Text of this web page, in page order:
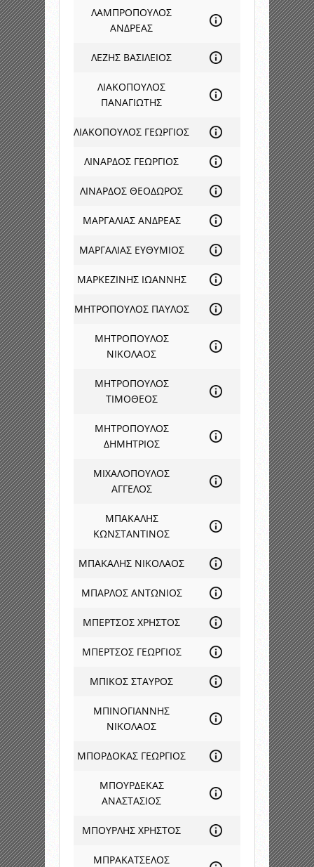
ΛΑΜΠΡΟΠΟΥΛΟΣ
ΑΝΔΡΕΑΣ
ΛΕΖΗΣ ΒΑΣΙΛΕΙΟΣ
ΛΙΑΚΟΠΟΥΛΟΣ
ΠΑΝΑΓΙΩΤΗΣ
ΛΙΑΚΟΠΟΥΛΟΣ ΓΕΩΡΓΙΟΣ
ΛΙΝΑΡΔΟΣ ΓΕΩΡΓΙΟΣ
ΛΙΝΑΡΔΟΣ ΘΕΟΔΩΡΟΣ
ΜΑΡΓΑΛΙΑΣ ΑΝΔΡΕΑΣ
ΜΑΡΓΑΛΙΑΣ ΕΥΘΥΜΙΟΣ
ΜΑΡΚΕΖΙΝΗΣ ΙΩΑΝΝΗΣ
ΜΗΤΡΟΠΟΥΛΟΣ ΠΑΥΛΟΣ
ΜΗΤΡΟΠΟΥΛΟΣ
ΝΙΚΟΛΑΟΣ
ΜΗΤΡΟΠΟΥΛΟΣ
ΤΙΜΟΘΕΟΣ
ΜΗΤΡΟΠΟΥΛΟΣ
ΔΗΜΗΤΡΙΟΣ
ΜΙΧΑΛΟΠΟΥΛΟΣ
ΑΓΓΕΛΟΣ
ΜΠΑΚΑΛΗΣ
ΚΩΝΣΤΑΝΤΙΝΟΣ
ΜΠΑΚΑΛΗΣ ΝΙΚΟΛΑΟΣ
ΜΠΑΡΛΟΣ ΑΝΤΩΝΙΟΣ
ΜΠΕΡΤΣΟΣ ΧΡΗΣΤΟΣ
ΜΠΕΡΤΣΟΣ ΓΕΩΡΓΙΟΣ
ΜΠΙΚΟΣ ΣΤΑΥΡΟΣ
ΜΠΙΝΟΓΙΑΝΝΗΣ
ΝΙΚΟΛΑΟΣ
ΜΠΟΡΔΟΚΑΣ ΓΕΩΡΓΙΟΣ
ΜΠΟΥΡΔΕΚΑΣ
ΑΝΑΣΤΑΣΙΟΣ
ΜΠΟΥΡΛΗΣ ΧΡΗΣΤΟΣ
ΜΠΡΑΚΑΤΣΕΛΟΣ